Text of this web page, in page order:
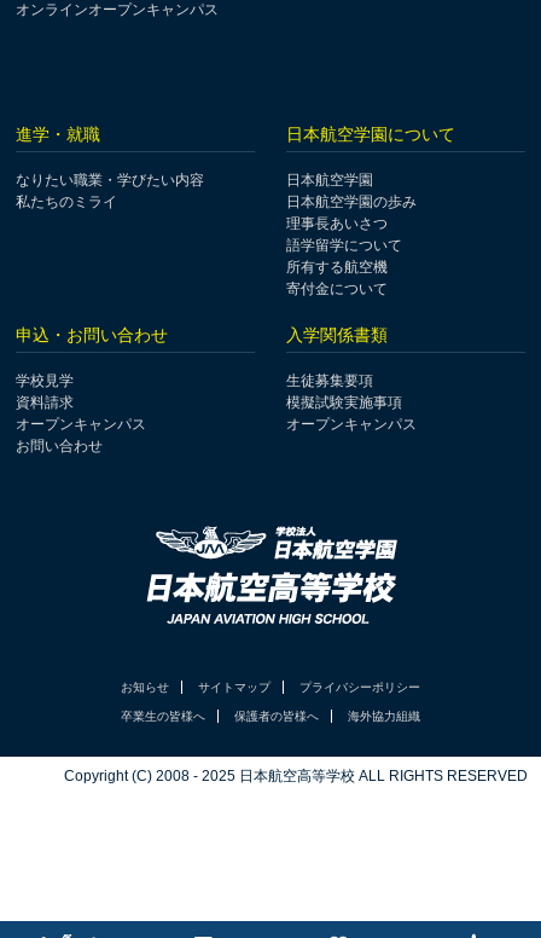
オンラインオープンキャンパス
進学・就職
なりたい職業・学びたい内容
私たちのミライ
日本航空学園について
日本航空学園
日本航空学園の歩み
理事長あいさつ
語学留学について
所有する航空機
寄付金について
申込・お問い合わせ
学校見学
資料請求
オープンキャンパス
お問い合わせ
入学関係書類
生徒募集要項
模擬試験実施事項
オープンキャンパス
お知らせ サイトマップ プライバシーポリシー
卒業生の皆様へ 保護者の皆様へ 海外協力組織
Copyright (C) 2008 - 2025 日本航空高等学校 ALL RIGHTS RESERVED